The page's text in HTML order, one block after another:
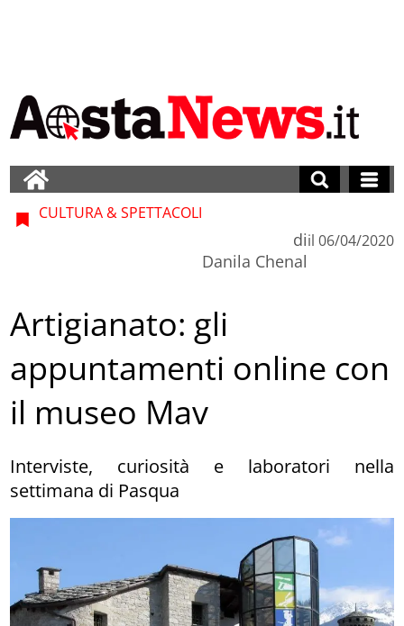
CULTURA & SPETTACOLI
di
Danila Chenal
il 06/04/2020
Artigianato: gli
appuntamenti online con
il museo Mav
Interviste, curiosità e laboratori nella
settimana di Pasqua